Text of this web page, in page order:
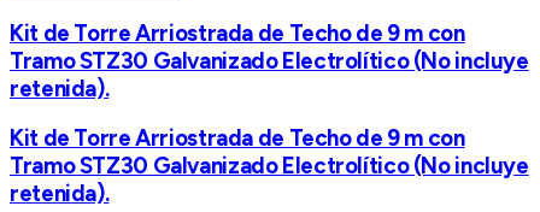
Kit de Torre Arriostrada de Techo de 9 m con
Tramo STZ30 Galvanizado Electrolítico (No incluye
retenida).
Kit de Torre Arriostrada de Techo de 9 m con
Tramo STZ30 Galvanizado Electrolítico (No incluye
retenida).